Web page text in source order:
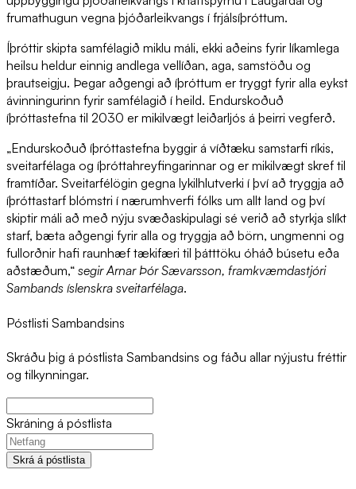
frumathugun vegna þjóðarleikvangs í frjálsíþróttum.
Íþróttir skipta samfélagið miklu máli, ekki aðeins fyrir líkamlega
heilsu heldur einnig andlega vellíðan, aga, samstöðu og
þrautseigju. Þegar aðgengi að íþróttum er tryggt fyrir alla eykst
ávinningurinn fyrir samfélagið í heild. Endurskoðuð
íþróttastefna til 2030 er mikilvægt leiðarljós á þeirri vegferð.
„Endurskoðuð íþróttastefna byggir á víðtæku samstarfi ríkis,
sveitarfélaga og íþróttahreyfingarinnar og er mikilvægt skref til
framtíðar. Sveitarfélögin gegna lykilhlutverki í því að tryggja að
íþróttastarf blómstri í nærumhverfi fólks um allt land og því
skiptir máli að með nýju svæðaskipulagi sé verið að styrkja slíkt
starf, bæta aðgengi fyrir alla og tryggja að börn, ungmenni og
fullorðnir hafi raunhæf tækifæri til þátttöku óháð búsetu eða
aðstæðum,“ segir Arnar Þór Sævarsson, framkvæmdastjóri
Sambands íslenskra sveitarfélaga.
Póstlisti Sambandsins
Skráðu þig á póstlista Sambandsins og fáðu allar nýjustu fréttir
og tilkynningar.
Skráning á póstlista
Skrá á póstlista